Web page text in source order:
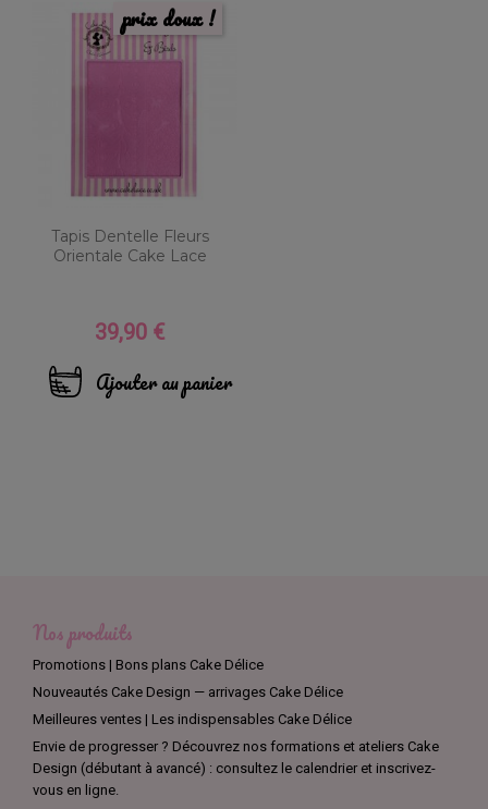
Tapis Dentelle Fleurs
Orientale Cake Lace
Prix
39,90 €
Ajouter au panier
prix doux !
Nos produits
Promotions | Bons plans Cake Délice
Nouveautés Cake Design — arrivages Cake Délice
Meilleures ventes | Les indispensables Cake Délice
Envie de progresser ? Découvrez nos formations et ateliers Cake
Design (débutant à avancé) : consultez le calendrier et inscrivez-
vous en ligne.